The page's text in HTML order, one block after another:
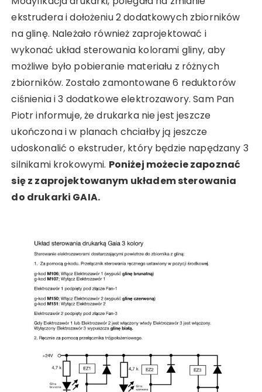
ekstrudera i dołożeniu 2 dodatkowych zbiorników
na glinę. Należało również zaprojektować i
wykonać układ sterowania kolorami gliny, aby
możliwe było pobieranie materiału z różnych
zbiorników. Zostało zamontowane 6 reduktorów
ciśnienia i 3 dodatkowe elektrozawory. Sam Pan
Piotr informuje, że drukarka nie jest jeszcze
ukończona i w planach chciałby ją jeszcze
udoskonalić o ekstruder, który będzie napędzany 3
silnikami krokowymi. Poniżej możecie zapoznać
się z zaprojektowanym układem sterowania
do drukarki GAIA.